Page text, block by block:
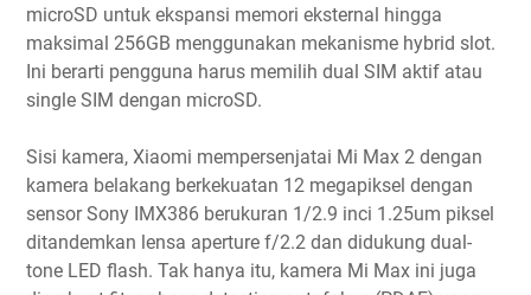
microSD untuk ekspansi memori eksternal hingga
maksimal 256GB menggunakan mekanisme hybrid slot.
Ini berarti pengguna harus memilih dual SIM aktif atau
single SIM dengan microSD.
Sisi kamera, Xiaomi mempersenjatai Mi Max 2 dengan
kamera belakang berkekuatan 12 megapiksel dengan
sensor Sony IMX386 berukuran 1/2.9 inci 1.25um piksel
ditandemkan lensa aperture f/2.2 dan didukung dual-
tone LED flash. Tak hanya itu, kamera Mi Max ini juga